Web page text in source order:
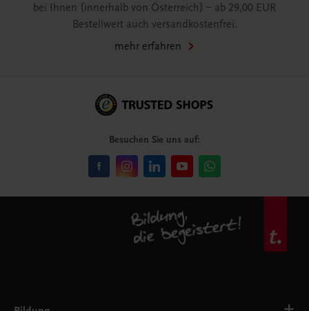
bei Ihnen (innerhalb von Österreich) – ab 29,00 EUR
Bestellwert auch versandkostenfrei.
mehr erfahren
Besuchen Sie uns auf: